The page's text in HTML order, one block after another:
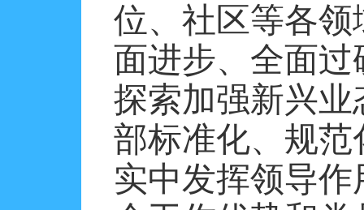
位、社区等各
面进步、全面
探索加强新兴
部标准化、规
实中发挥领导